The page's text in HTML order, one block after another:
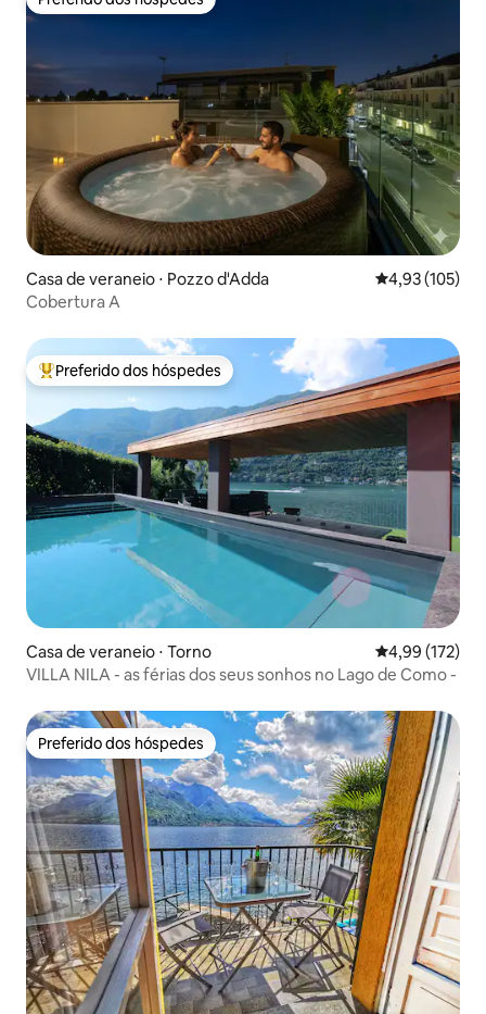
Preferido dos hóspedes
Casa de veraneio ⋅ Pozzo d'Adda 4,93 de uma
4,93 (105)
Cobertura A
Entre os melhores preferidos dos hóspedes
Preferido dos hóspedes
Casa de veraneio ⋅ Torno 4,99 de uma
4,99 (172)
VILLA NILA - as férias dos seus sonhos no Lago de Como -
Preferido dos hóspedes
Preferido dos hóspedes